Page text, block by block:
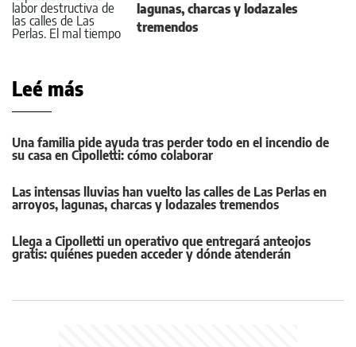
lagunas, charcas y lodazales
tremendos
Leé más
Una familia pide ayuda tras perder todo en el incendio de
su casa en Cipolletti: cómo colaborar
Las intensas lluvias han vuelto las calles de Las Perlas en
arroyos, lagunas, charcas y lodazales tremendos
Llega a Cipolletti un operativo que entregará anteojos
gratis: quiénes pueden acceder y dónde atenderán